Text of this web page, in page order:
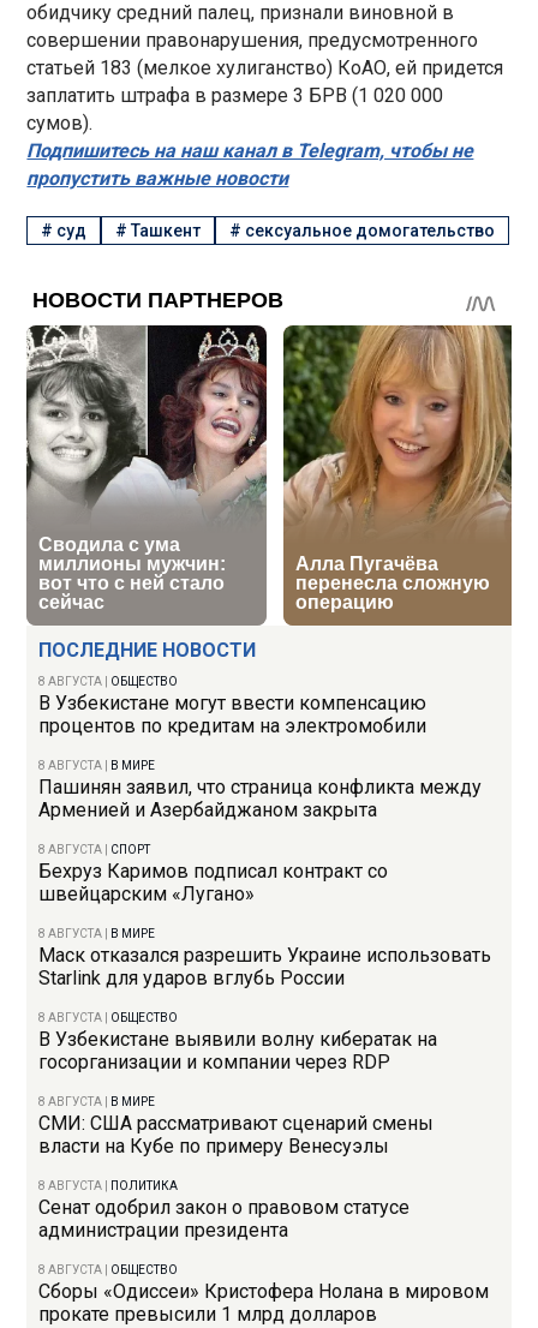
ПОСЛЕДНИЕ НОВОСТИ
8 АВГУСТА ОБЩЕСТВО
В Узбекистане могут ввести компенсацию
процентов по кредитам на электромобили
8 АВГУСТА В МИРЕ
Пашинян заявил, что страница конфликта между
Арменией и Азербайджаном закрыта
8 АВГУСТА СПОРТ
Бехруз Каримов подписал контракт со
швейцарским «Лугано»
8 АВГУСТА В МИРЕ
Маск отказался разрешить Украине использовать
Starlink для ударов вглубь России
8 АВГУСТА ОБЩЕСТВО
В Узбекистане выявили волну кибератак на
госорганизации и компании через RDP
8 АВГУСТА В МИРЕ
СМИ: США рассматривают сценарий смены
власти на Кубе по примеру Венесуэлы
8 АВГУСТА ПОЛИТИКА
Сенат одобрил закон о правовом статусе
администрации президента
8 АВГУСТА ОБЩЕСТВО
Сборы «Одиссеи» Кристофера Нолана в мировом
прокате превысили 1 млрд долларов
обидчику средний палец, признали виновной в
совершении правонарушения, предусмотренного
статьей 183 (мелкое хулиганство) КоАО, ей придется
заплатить штрафа в размере 3 БРВ (1 020 000
сумов).
Подпишитесь на наш канал в Telegram, чтобы не
пропустить важные новости
# суд #Ташкент # сексуальное домогательство